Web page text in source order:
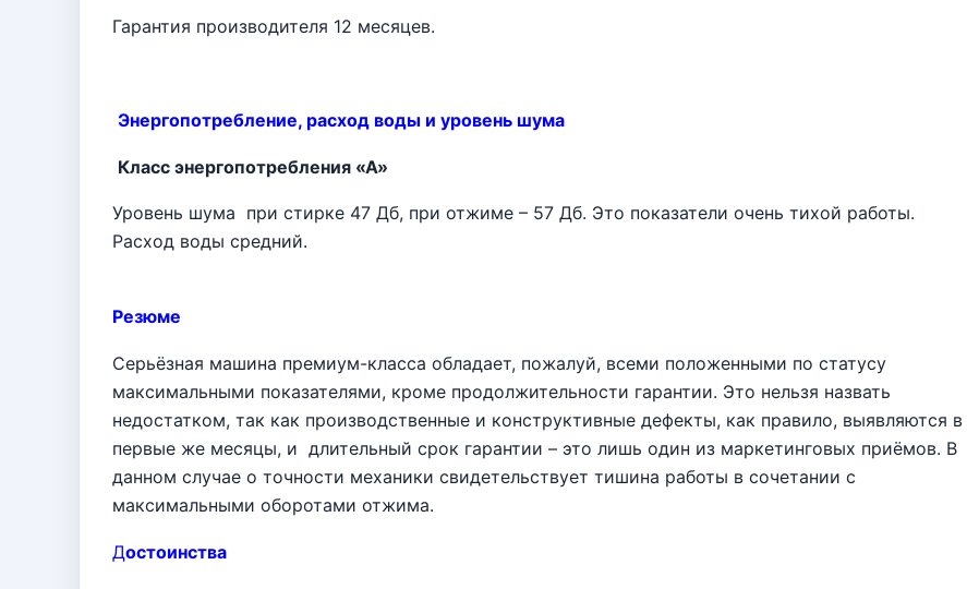
Гарантия производителя 12 месяцев.
Энергопотребление, расход воды и уровень шума
Класс энергопотребления «А»
Уровень шума при стирке 47 Дб, при отжиме – 57 Дб. Это показатели очень тихой работы.
Расход воды средний.
Резюме
Серьёзная машина премиум-класса обладает, пожалуй, всеми положенными по статусу
максимальными показателями, кроме продолжительности гарантии. Это нельзя назвать
недостатком, так как производственные и конструктивные дефекты, как правило, выявляются в
первые же месяцы, и длительный срок гарантии – это лишь один из маркетинговых приёмов. В
данном случае о точности механики свидетельствует тишина работы в сочетании с
максимальными оборотами отжима.
Достоинства